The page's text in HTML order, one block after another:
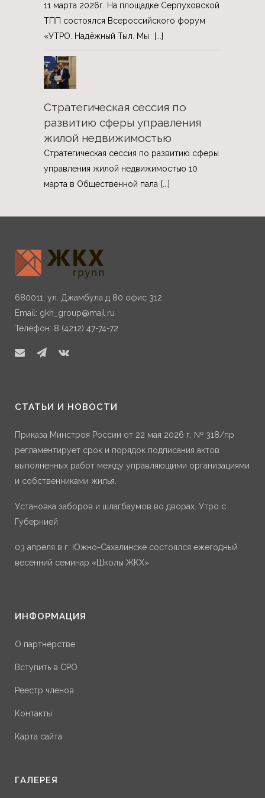
11 марта 2026г. На площадке Серпуховской
ТПП состоялся Всероссийского форум
«УТРО. Надёжный Тыл. Мы
[...]
Стратегическая сессия по
развитию сферы управления
жилой недвижимостью
Стратегическая сессия по развитию сферы
управления жилой недвижимостью 10
марта в Общественной пала [...]
680011, ул. Джамбула д 80 офис 312
Email: gkh_group@mail.ru
Телефон: 8 (4212) 47-74-72
СТАТЬИ И НОВОСТИ
Приказа Минстроя России от 22 мая 2026 г. № 318/пр
регламентирует срок и порядок подписания актов
выполненных работ между управляющими организациями
и собственниками жилья.
Установка заборов и шлагбаумов во дворах. Утро с
Губернией
03 апреля в г. Южно-Сахалинске состоялся ежегодный
весенний семинар «Школы ЖКХ»
ИНФОРМАЦИЯ
О партнерстве
Вступить в СРО
Реестр членов
Контакты
Карта сайта
ГАЛЕРЕЯ